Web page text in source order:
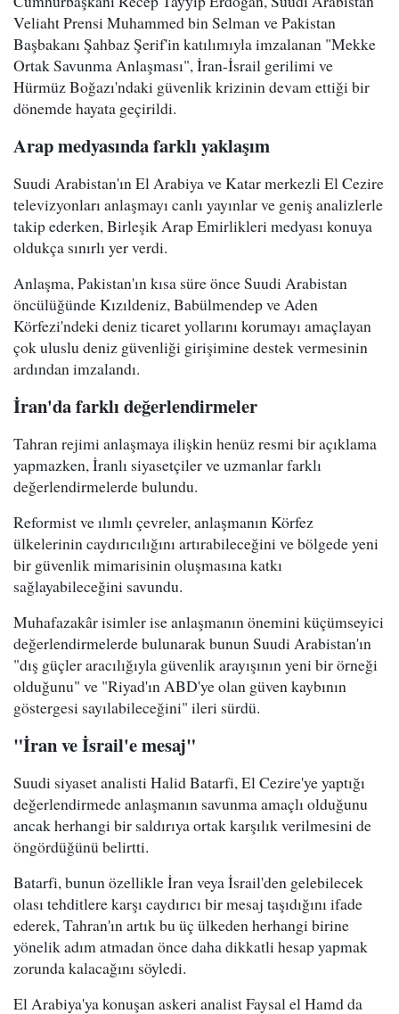
Veliaht Prensi Muhammed bin Selman ve Pakistan
Başbakanı Şahbaz Şerif'in katılımıyla imzalanan "Mekke
Ortak Savunma Anlaşması", İran-İsrail gerilimi ve
Hürmüz Boğazı'ndaki güvenlik krizinin devam ettiği bir
dönemde hayata geçirildi.
Arap medyasında farklı yaklaşım
Suudi Arabistan'ın El Arabiya ve Katar merkezli El Cezire
televizyonları anlaşmayı canlı yayınlar ve geniş analizlerle
takip ederken, Birleşik Arap Emirlikleri medyası konuya
oldukça sınırlı yer verdi.
Anlaşma, Pakistan'ın kısa süre önce Suudi Arabistan
öncülüğünde Kızıldeniz, Babülmendep ve Aden
Körfezi'ndeki deniz ticaret yollarını korumayı amaçlayan
çok uluslu deniz güvenliği girişimine destek vermesinin
ardından imzalandı.
İran'da farklı değerlendirmeler
Tahran rejimi anlaşmaya ilişkin henüz resmi bir açıklama
yapmazken, İranlı siyasetçiler ve uzmanlar farklı
değerlendirmelerde bulundu.
Reformist ve ılımlı çevreler, anlaşmanın Körfez
ülkelerinin caydırıcılığını artırabileceğini ve bölgede yeni
bir güvenlik mimarisinin oluşmasına katkı
sağlayabileceğini savundu.
Muhafazakâr isimler ise anlaşmanın önemini küçümseyici
değerlendirmelerde bulunarak bunun Suudi Arabistan'ın
"dış güçler aracılığıyla güvenlik arayışının yeni bir örneği
olduğunu" ve "Riyad'ın ABD'ye olan güven kaybının
göstergesi sayılabileceğini" ileri sürdü.
"İran ve İsrail'e mesaj"
Suudi siyaset analisti Halid Batarfi, El Cezire'ye yaptığı
değerlendirmede anlaşmanın savunma amaçlı olduğunu
ancak herhangi bir saldırıya ortak karşılık verilmesini de
öngördüğünü belirtti.
Batarfi, bunun özellikle İran veya İsrail'den gelebilecek
olası tehditlere karşı caydırıcı bir mesaj taşıdığını ifade
ederek, Tahran'ın artık bu üç ülkeden herhangi birine
yönelik adım atmadan önce daha dikkatli hesap yapmak
zorunda kalacağını söyledi.
El Arabiya'ya konuşan askeri analist Faysal el Hamd da